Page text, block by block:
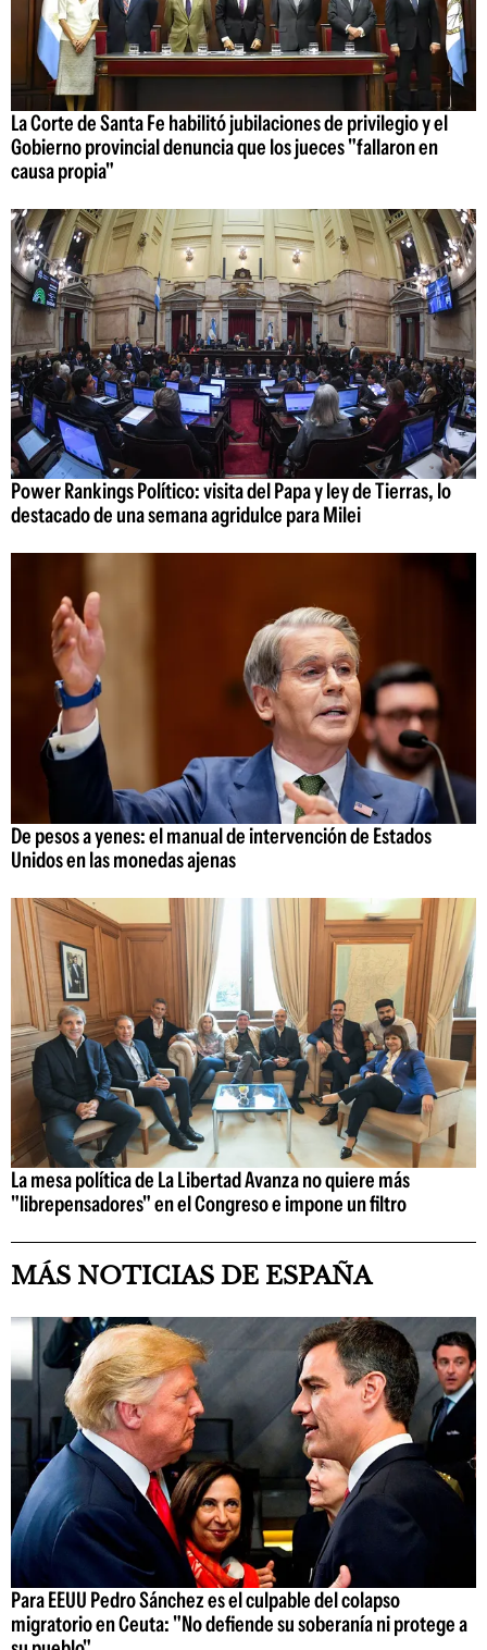
La Corte de Santa Fe habilitó jubilaciones de privilegio y el
Gobierno provincial denuncia que los jueces "fallaron en
causa propia"
Power Rankings Político: visita del Papa y ley de Tierras, lo
destacado de una semana agridulce para Milei
De pesos a yenes: el manual de intervención de Estados
Unidos en las monedas ajenas
La mesa política de La Libertad Avanza no quiere más
"librepensadores" en el Congreso e impone un filtro
MÁS NOTICIAS DE ESPAÑA
Para EEUU Pedro Sánchez es el culpable del colapso
migratorio en Ceuta: "No defiende su soberanía ni protege a